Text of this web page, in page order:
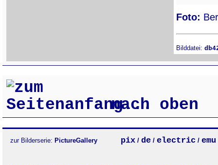
Foto:
Bilddatei:
nach oben
zur Bilderserie: PictureGallery pix / de / electric / emu